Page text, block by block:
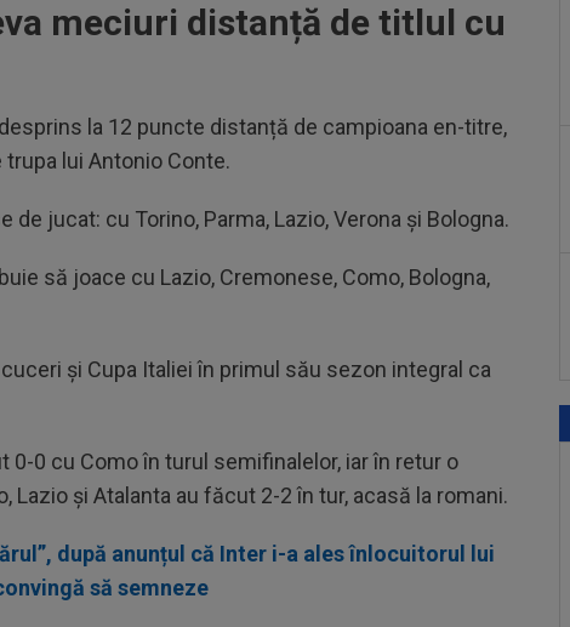
meciuri distanță de titlul cu
la 12 puncte distanță de campioana en-titre,
lui Antonio Conte.
jucat: cu Torino, Parma, Lazio, Verona și Bologna.
să joace cu Lazio, Cremonese, Como, Bologna,
și Cupa Italiei în primul său sezon integral ca
0-0 cu Como în turul semifinalelor, iar în retur o
Lazio și Atalanta au făcut 2-2 în tur, acasă la romani.
după anunțul că Inter i-a ales înlocuitorul lui
să semneze